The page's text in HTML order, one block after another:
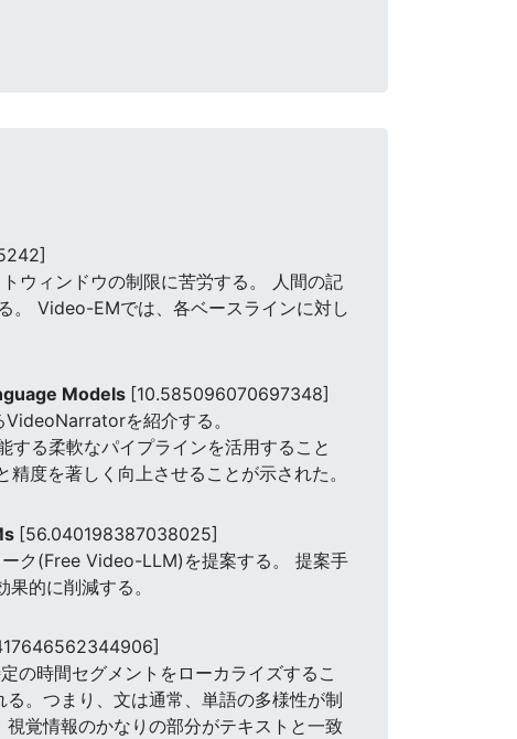
ウィンドウの制限に苦労する。 人間の記
。 Video-EMでは、各ベースラインに対し
Models [10.585096070697348]
を紹介する。
る柔軟なパイプラインを活用すること
度を著しく向上させることが示された。
[56.040198387038025]
ク(Free Video-LLM)を提案する。 提案手
的に削減する。
の時間セグメントをローカライズするこ
。つまり、文は通常、単語の多様性が制
覚情報のかなりの部分がテキストと一致